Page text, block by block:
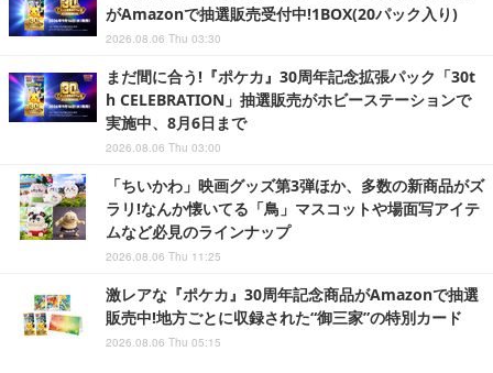
がAmazonで抽選販売受付中!1BOX(20パック入り)
2026.08.06 Thu 03:30
まだ間に合う!『ポケカ』30周年記念拡張パック「30t
h CELEBRATION」抽選販売がホビーステーションで
実施中、8月6日まで
2026.08.06 Thu 03:00
「ちいかわ」映画グッズ第3弾ほか、多数の新商品がズ
ラリ!なんか懐いてる「鳥」マスコットや場面写アイテ
ムなど必見のラインナップ
2026.08.06 Thu 11:25
激レアな『ポケカ』30周年記念商品がAmazonで抽選
販売中!地方ごとに収録された“御三家”の特別カード
2026.08.06 Thu 05:15